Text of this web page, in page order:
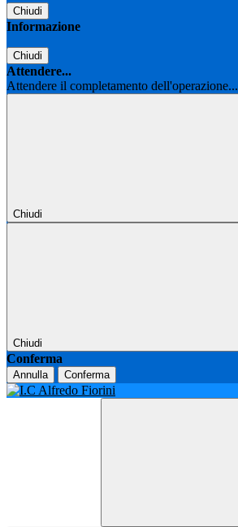
Chiudi
Informazione
Chiudi
Attendere...
Attendere il completamento dell'operazione...
Chiudi
Chiudi
Conferma
Annulla Conferma